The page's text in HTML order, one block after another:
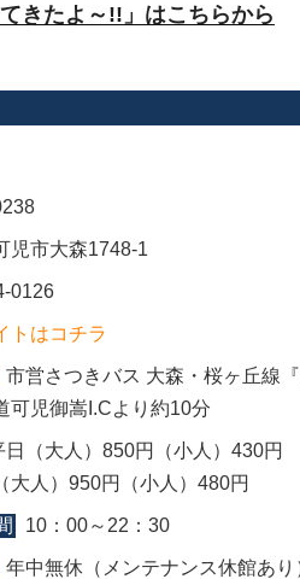
きたよ～!!」はこちらから
児市大森1748-1
0126
トはコチラ
市営さつきバス 大森・桜ヶ丘線
可児御嵩I.Cより約10分
日（大人）850円（小人）430円
大人）950円（小人）480円
10：00～22：30
年中無休（メンテナンス休館あり